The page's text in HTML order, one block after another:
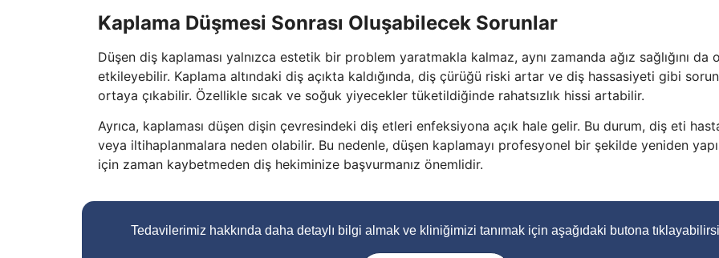
Kaplama Düşmesi Sonrası Oluşabilecek Sorunlar
Düşen diş kaplaması yalnızca estetik bir problem yaratmakla kalmaz, aynı zamanda ağız sağlığını da
etkileyebilir. Kaplama altındaki diş açıkta kaldığında, diş çürüğü riski artar ve diş hassasiyeti gibi
ortaya çıkabilir. Özellikle sıcak ve soğuk yiyecekler tüketildiğinde rahatsızlık hissi artabilir.
Ayrıca, kaplaması düşen dişin çevresindeki diş etleri enfeksiyona açık hale gelir. Bu durum, diş eti
veya iltihaplanmalara neden olabilir. Bu nedenle, düşen kaplamayı profesyonel bir şekilde yeniden
için zaman kaybetmeden diş hekiminize başvurmanız önemlidir.
Tedavilerimiz hakkında daha detaylı bilgi almak ve kliniğimizi tanımak için aşağıdaki butona